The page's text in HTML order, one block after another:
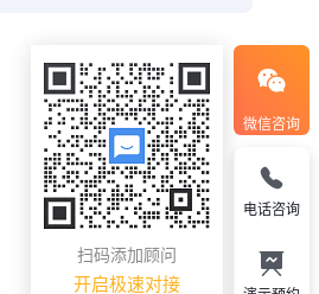
微信咨询
扫码添加顾问
开启极速对接
电话咨询